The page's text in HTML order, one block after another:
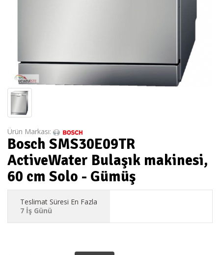
Ürün Markası:
Bosch SMS30E09TR
ActiveWater Bulaşık makinesi,
60 cm Solo - Gümüş
Teslimat Süresi En Fazla
7 İş Günü